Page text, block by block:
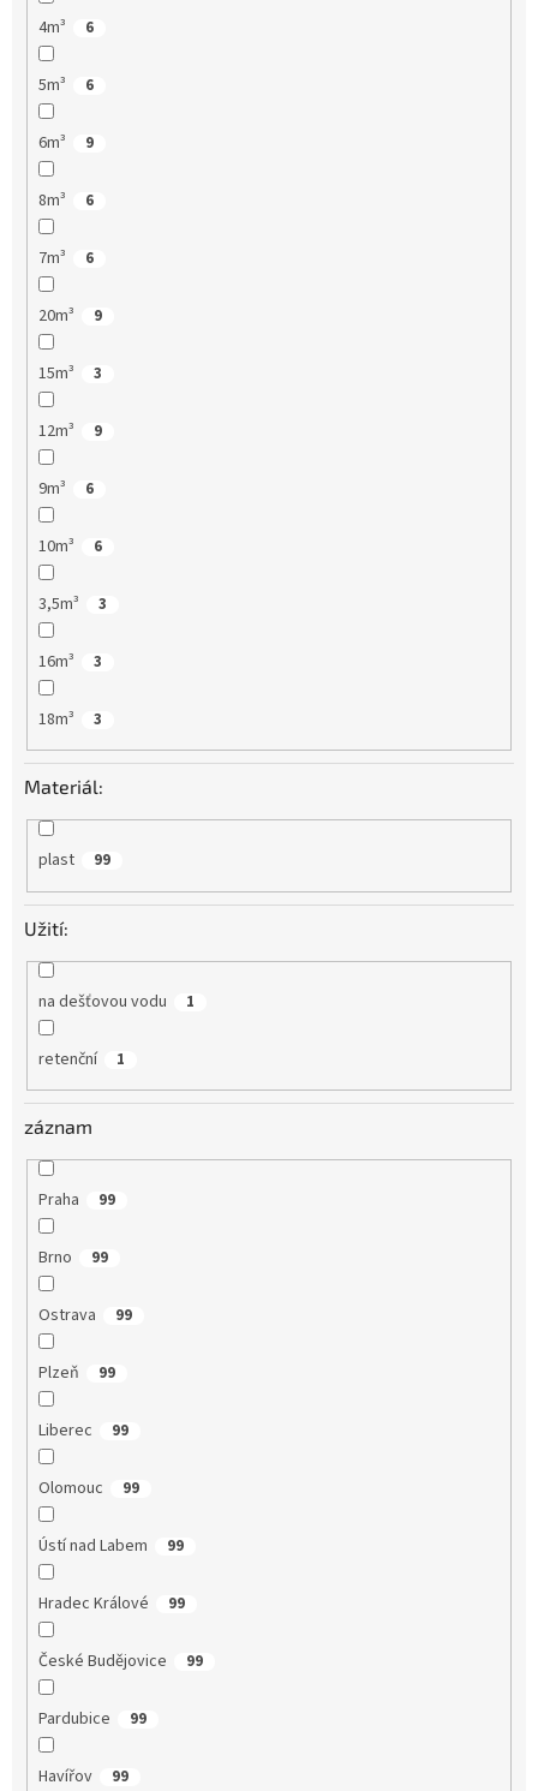
4m³ 6
5m³ 6
6m³ 9
8m³ 6
7m³ 6
20m³ 9
15m³ 3
12m³ 9
9m³ 6
10m³ 6
3,5m³ 3
16m³ 3
18m³ 3
Materiál:
plast 99
Užití:
na dešťovou vodu 1
retenční 1
záznam
Praha 99
Brno 99
Ostrava 99
Plzeň 99
Liberec 99
Olomouc 99
Ústí nad Labem 99
Hradec Králové 99
České Budějovice 99
Pardubice 99
Havířov 99